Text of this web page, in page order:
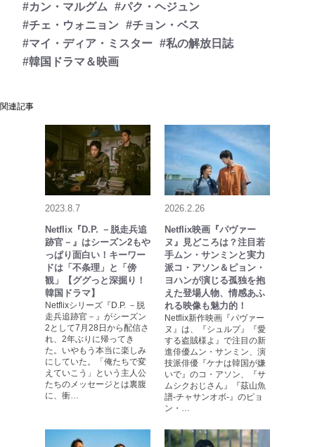
#カン・マルグム
#パク・ヘジュン
#チェ・ウォニョン #チョン・ベス
#マイ・ディア・ミスター #私の解放日誌
#韓国ドラマ＆映画
関連記事
2023.8.7
Netflix『D.P. －脱走兵追
跡官－』はシーズン2もや
っぱり面白い！キーワー
ドは「不条理」と「傍
観」【ググっと深掘り！
韓国ドラマ】
Netflixシリーズ『D.P. －脱
走兵追跡官－』がシーズン
2として7月28日から配信さ
れ、2年ぶりに帰ってき
た。いやもう本当に楽しみ
にしていた。「俺たちで変
えていこう」という主人公
たちのメッセージとは裏腹
に、衝…
2026.2.26
Netflix映画『パヴァー
ヌ』見どころは？注目若
手ムン・サンミンと実力
派コ・アソン＆ピョン・
ヨハンが演じる孤独を抱
えた登場人物、情感あふ
れる映像も魅力的！
Netflix新作映画『パヴァー
ヌ』は、『シュルプ』『愛
する盗賊様よ』で注目の新
進俳優ムン・サンミン、演
技派俳優『ケナは韓国が嫌
いで』のコ・アソン、『サ
ムシクおじさん』『茲山魚
譜-チャサンオボ-』のピョ
ン・…